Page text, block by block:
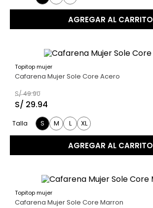
AGREGAR AL CARRITO
40 %
Topitop mujer
Cafarena Mujer Sole Core Acero
S/49.90
S/ 29.94
Talla S M L XL
AGREGAR AL CARRITO
40 %
Topitop mujer
Cafarena Mujer Sole Core Marron
9.
hawk